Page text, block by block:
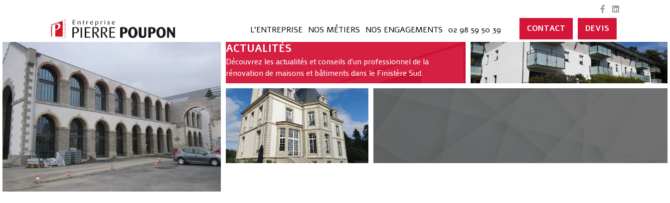
L’ENTREPRISE NOS MÉTIERS NOS ENGAGEMENTS 02 98 59 50 39 CONTACT DEVIS
ACTUALITÉS
Découvrez les actualités et conseils d'un professionnel de la
rénovation de maisons et bâtiments dans le Finistère Sud.